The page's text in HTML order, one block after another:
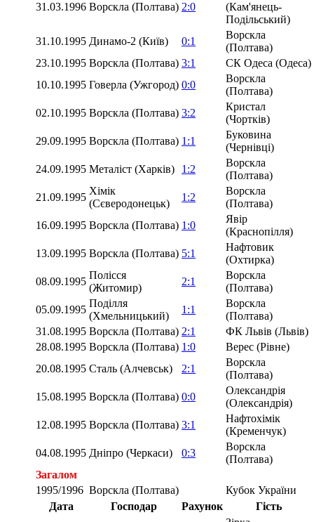
31.03.1996 Ворскла (Полтава) 2:0
(Кам'янець-
Подільський)
31.10.1995 Динамо-2 (Київ) 0:1
Ворскла
(Полтава)
23.10.1995 Ворскла (Полтава) 3:1
СК Одеса (Одеса)
10.10.1995 Говерла (Ужгород) 0:0
Ворскла
(Полтава)
02.10.1995 Ворскла (Полтава) 3:2
Кристал
(Чортків)
29.09.1995 Ворскла (Полтава) 1:1
Буковина
(Чернівці)
24.09.1995 Металіст (Харків) 1:2
Ворскла
(Полтава)
21.09.1995
Хімік
(Сєверодонецьк)
1:2
Ворскла
(Полтава)
16.09.1995 Ворскла (Полтава) 1:0
Явір
(Краснопілля)
13.09.1995 Ворскла (Полтава) 5:1
Нафтовик
(Охтирка)
08.09.1995
Полісся
(Житомир)
2:1
Ворскла
(Полтава)
05.09.1995
Поділля
(Хмельницький)
1:1
Ворскла
(Полтава)
31.08.1995 Ворскла (Полтава) 2:1
ФК Львів (Львів)
28.08.1995 Ворскла (Полтава) 1:0
Верес (Рівне)
20.08.1995 Сталь (Алчевськ) 2:1
Ворскла
(Полтава)
15.08.1995 Ворскла (Полтава) 0:0
Олександрія
(Олександрія)
12.08.1995 Ворскла (Полтава) 3:1
Нафтохімік
(Кременчук)
04.08.1995 Дніпро (Черкаси) 0:3
Ворскла
(Полтава)
Загалом
1995/1996 Ворскла (Полтава)
Кубок України
Дата
Господар Рахунок
Гість